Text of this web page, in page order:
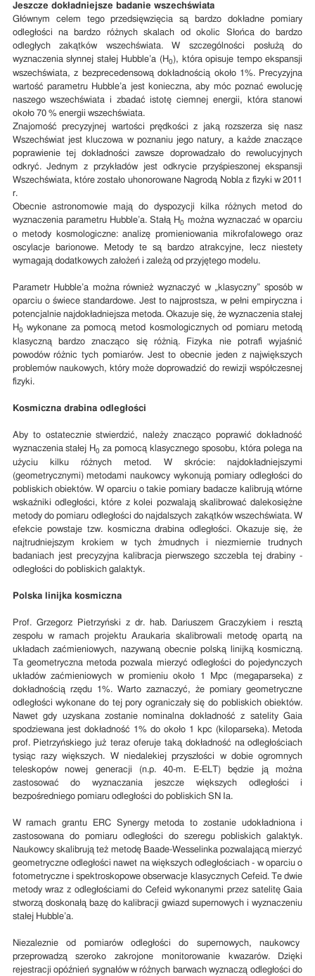
Jeszcze dokładniejsze badanie wszechświata
Głównym celem tego przedsięwzięcia są bardzo dokładne pomiary
odległości na bardzo różnych skalach od okolic Słońca do bardzo
odległych zakątków wszechświata. W szczególności posłużą do
wyznaczenia słynnej stałej Hubble’a (H0 ), która opisuje tempo ekspansji
wszechświata, z bezprecedensową dokładnością około 1%. Precyzyjna
wartość parametru Hubble’a jest konieczna, aby móc poznać ewolucję
naszego wszechświata i zbadać istotę ciemnej energii, która stanowi
około 70 % energii wszechświata.
Znajomość precyzyjnej wartości prędkości z jaką rozszerza się nasz
Wszechświat jest kluczowa w poznaniu jego natury, a każde znaczące
poprawienie tej dokładności zawsze doprowadzało do rewolucyjnych
odkryć. Jednym z przykładów jest odkrycie przyśpieszonej ekspansji
Wszechświata, które zostało uhonorowane Nagrodą Nobla z fizyki w 2011
r.
Obecnie astronomowie mają do dyspozycji kilka różnych metod do
wyznaczenia parametru Hubble’a. Stałą H0 można wyznaczać w oparciu
o metody kosmologiczne: analizę promieniowania mikrofalowego oraz
oscylacje barionowe. Metody te są bardzo atrakcyjne, lecz niestety
wymagają dodatkowych założeń i zależą od przyjętego modelu.
Parametr Hubble’a można również wyznaczyć w „klasyczny” sposób w
oparciu o świece standardowe. Jest to najprostsza, w pełni empiryczna i
potencjalnie najdokładniejsza metoda. Okazuje się, że wyznaczenia stałej
H0 wykonane za pomocą metod kosmologicznych od pomiaru metodą
klasyczną bardzo znacząco się różnią. Fizyka nie potrafi wyjaśnić
powodów różnic tych pomiarów. Jest to obecnie jeden z największych
problemów naukowych, który może doprowadzić do rewizji współczesnej
fizyki.
Kosmiczna drabina odległości
Aby to ostatecznie stwierdzić, należy znacząco poprawić dokładność
wyznaczenia stałej H0 za pomocą klasycznego sposobu, która polega na
użyciu kilku różnych metod. W skrócie: najdokładniejszymi
(geometrycznymi) metodami naukowcy wykonują pomiary odległości do
pobliskich obiektów. W oparciu o takie pomiary badacze kalibrują wtórne
wskaźniki odległości, które z kolei pozwalają skalibrować dalekosiężne
metody do pomiaru odległości do najdalszych zakątków wszechświata. W
efekcie powstaje tzw. kosmiczna drabina odległości. Okazuje się, że
najtrudniejszym krokiem w tych żmudnych i niezmiernie trudnych
badaniach jest precyzyjna kalibracja pierwszego szczebla tej drabiny -
odległości do pobliskich galaktyk.
Polska linijka kosmiczna
Prof. Grzegorz Pietrzyński z dr. hab. Dariuszem Graczykiem i resztą
zespołu w ramach projektu Araukaria skalibrowali metodę opartą na
układach zaćmieniowych, nazywaną obecnie polską linijką kosmiczną.
Ta geometryczna metoda pozwala mierzyć odległości do pojedynczych
układów zaćmieniowych w promieniu około 1 Mpc (megaparseka) z
dokładnością rzędu 1%. Warto zaznaczyć, że pomiary geometryczne
odległości wykonane do tej pory ograniczały się do pobliskich obiektów.
Nawet gdy uzyskana zostanie nominalna dokładność z satelity Gaia
spodziewana jest dokładność 1% do około 1 kpc (kiloparseka). Metoda
prof. Pietrzyńskiego już teraz oferuje taką dokładność na odległościach
tysiąc razy większych. W niedalekiej przyszłości w dobie ogromnych
teleskopów nowej generacji (n.p. 40-m. E-ELT) będzie ją można
zastosować do wyznaczania jeszcze większych odległości i
bezpośredniego pomiaru odległości do pobliskich SN Ia.
W ramach grantu ERC Synergy metoda to zostanie udokładniona i
zastosowana do pomiaru odległości do szeregu pobliskich galaktyk.
Naukowcy skalibrują też metodę Baade-Wesselinka pozwalającą mierzyć
geometryczne odległości nawet na większych odległościach - w oparciu o
fotometryczne i spektroskopowe obserwacje klasycznych Cefeid. Te dwie
metody wraz z odległościami do Cefeid wykonanymi przez satelitę Gaia
stworzą doskonałą bazę do kalibracji gwiazd supernowych i wyznaczeniu
stałej Hubble’a.
Niezaleznie od pomiarów odległości do supernowych, naukowcy
przeprowadzą szeroko zakrojone monitorowanie kwazarów. Dzięki
rejestracji opóźnień sygnałów w różnych barwach wyznaczą odległości do